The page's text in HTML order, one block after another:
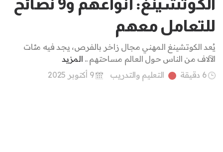
الكوتشينغ: أنواعهم و9 نصائح
للتعامل معهم
يُعد الكوتشينغ المهني مجال زاخر بالفرص، يجد فيه مئات
الآلاف من الناس حول العالم مساحتهم .. المزيد
6 دقيقة
التعليم والتدريب 9 أكتوبر 2025